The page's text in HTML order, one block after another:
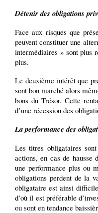
Détenir des obligations
Face aux risques que
peuvent constituer une
intermédiaires » sont plus
plus.
Le deuxième intérêt que
sont bon marché alors
bons du Trésor. Cette
d’une récession des
La performance des
Les titres obligataires
actions, en cas de hausse
une performance plus ou
obligations perdent de la
obligataire est ainsi
d’où il est préférable
ou sont en tendance